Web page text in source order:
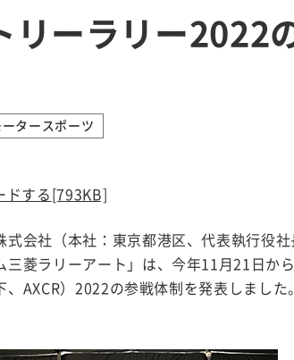
リーラリー2022
ータースポーツ
ドする [793KB]
式会社（本社：東京都港区、代表執行役
三菱ラリーアート」は、今年11月21日か
、AXCR）2022の参戦体制を発表しました